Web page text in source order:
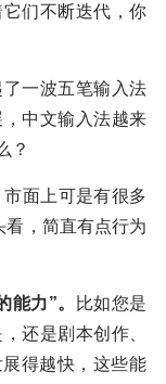
们不断迭代，你
一波五笔输入法
中文输入法越来
？
面上可是有很多
看，简直有点行为
能力”。
比如您是
还是剧本创作、
得越快，这些能